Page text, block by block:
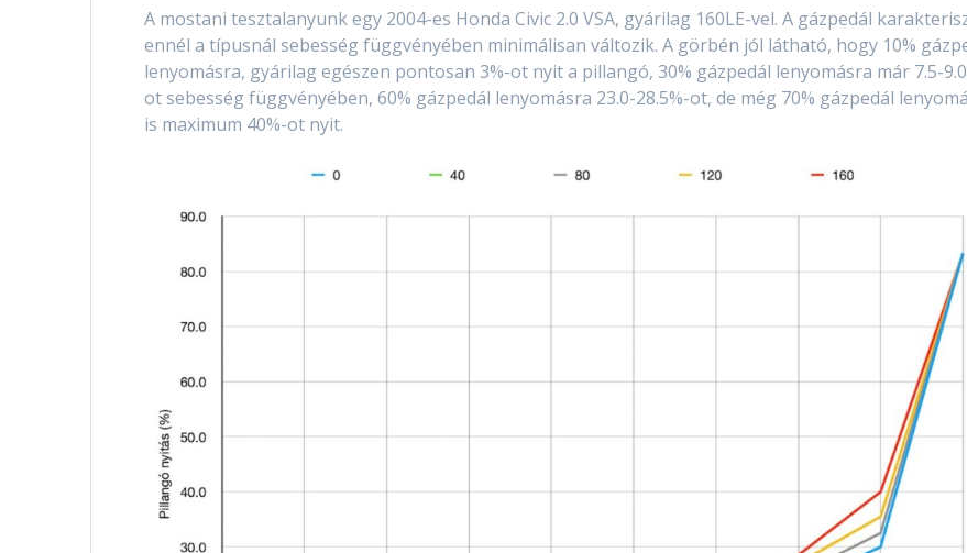
A mostani tesztalanyunk egy 2004-es Honda Civic 2.0 VSA, gyárilag 160LE-vel. A gázpedál
ennél a típusnál sebesség függvényében minimálisan változik. A görbén jól látható, hogy 10%
lenyomásra, gyárilag egészen pontosan 3%-ot nyit a pillangó, 30% gázpedál lenyomásra már 7.5-
ot sebesség függvényében, 60% gázpedál lenyomásra 23.0-28.5%-ot, de még 70% gázpedál
is maximum 40%-ot nyit.